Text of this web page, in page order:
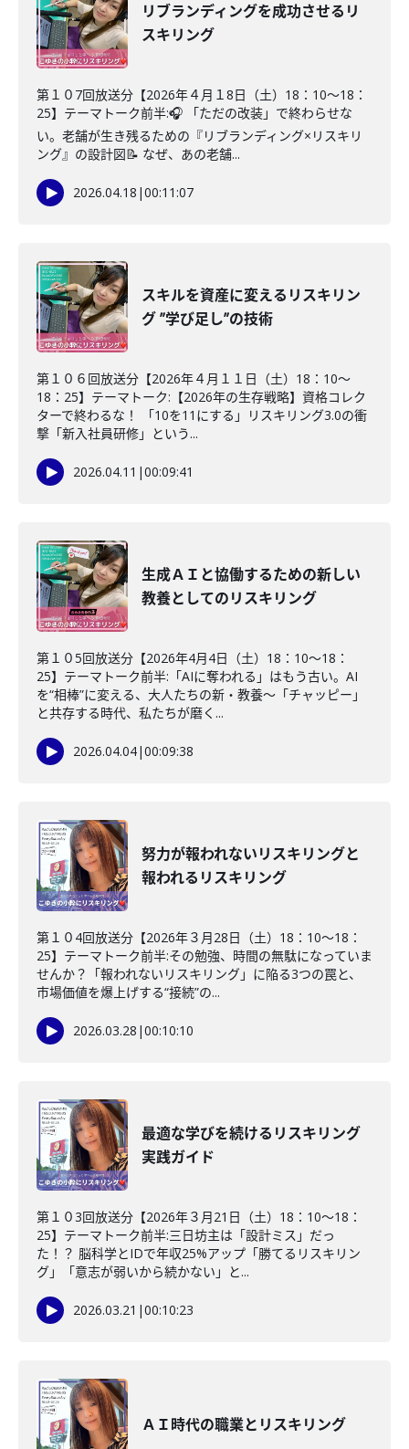
リブランディングを成功させるリ
スキリング
第１０7回放送分【2026年４月１8日（土）18：10～18：
25】テーマトーク前半:🎧 「ただの改装」で終わらせな
い。老舗が生き残るための『リブランディング×リスキリ
ング』の設計図📝 なぜ、あの老舗...
2026.04.18 |00:11:07
スキルを資産に変えるリスキリン
グ ”学び足し”の技術
第１０６回放送分【2026年４月１１日（土）18：10～
18：25】テーマトーク:【2026年の生存戦略】資格コレク
ターで終わるな！ 「10を11にする」リスキリング3.0の衝
撃「新入社員研修」という...
2026.04.11 |00:09:41
生成ＡＩと協働するための新しい
教養としてのリスキリング
第１０5回放送分【2026年4月4日（土）18：10～18：
25】テーマトーク前半:「AIに奪われる」はもう古い。AI
を“相棒”に変える、大人たちの新・教養〜「チャッピー」
と共存する時代、私たちが磨く...
2026.04.04|00:09:38
努力が報われないリスキリングと
報われるリスキリング
第１０4回放送分【2026年３月28日（土）18：10～18：
25】テーマトーク前半:その勉強、時間の無駄になっていま
せんか？「報われないリスキリング」に陥る3つの罠と、
市場価値を爆上げする“接続”の...
2026.03.28 |00:10:10
最適な学びを続けるリスキリング
実践ガイド
第１０3回放送分【2026年３月21日（土）18：10～18：
25】テーマトーク前半:三日坊主は「設計ミス」だっ
た！？ 脳科学とIDで年収25%アップ「勝てるリスキリン
グ」「意志が弱いから続かない」と...
2026.03.21 |00:10:23
ＡＩ時代の職業とリスキリング